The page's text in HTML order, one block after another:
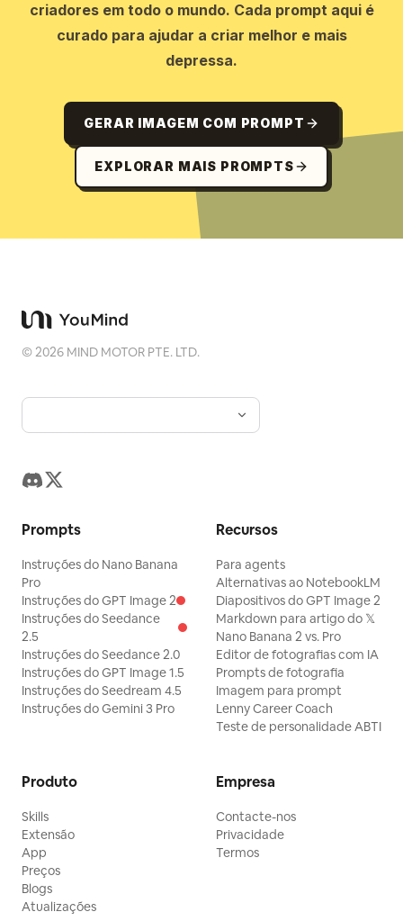
criadores em todo o mundo. Cada prompt aqui é
curado para ajudar a criar melhor e mais
depressa.
GERAR IMAGEM COM PROMPT
EXPLORAR MAIS PROMPTS
©2026 MIND MOTOR PTE. LTD.
Prompts
Instruções do Nano Banana
Pro
Instruções do GPT Image 2
Instruções do Seedance
2.5
Instruções do Seedance 2.0
Instruções do GPT Image 1.5
Instruções do Seedream 4.5
Instruções do Gemini 3 Pro
Recursos
Para agents
Alternativas ao NotebookLM
Diapositivos do GPT Image 2
Markdown para artigo do 𝕏
Nano Banana 2 vs. Pro
Editor de fotografias com IA
Prompts de fotografia
Imagem para prompt
Lenny Career Coach
Teste de personalidade ABTI
Produto
Skills
Extensão
App
Preços
Blogs
Atualizações
Empresa
Contacte-nos
Privacidade
Termos